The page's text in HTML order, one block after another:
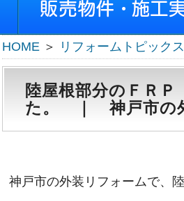
HOME ＞ リフォームトピックス
陸屋根部分のＦＲ
た。 ｜ 神戸市の
神戸市の外装リフォームで、